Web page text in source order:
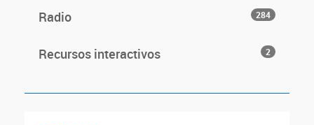
Radio 284
Recursos interactivos 2